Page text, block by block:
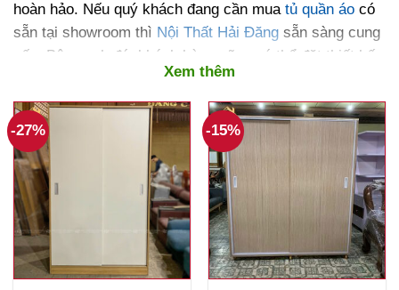
hoàn hảo. Nếu quý khách đang cần mua tủ quần áo có
sẵn tại showroom thì Nội Thất Hải Đăng sẵn sàng cung
cấp. Bên cạnh đó, khách hàng cũng có thể đặt thiết kế
và thi công tại xưởng của chúng tôi.
Xem thêm
-27% -15%